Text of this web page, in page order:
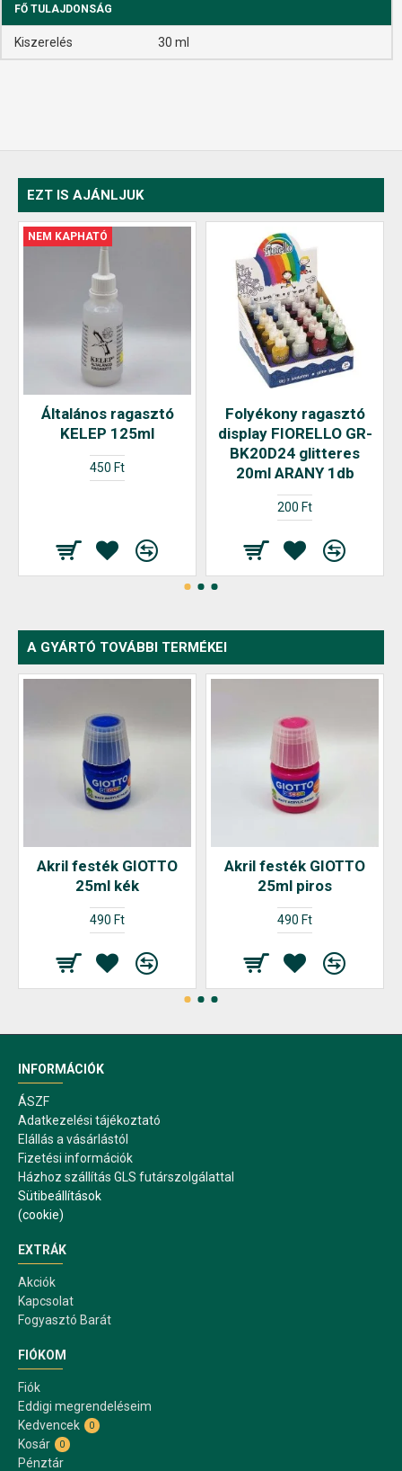
FŐ TULAJDONSÁG
Kiszerelés 30 ml
EZT IS AJÁNLJUK
NEM KAPHATÓ
Általános ragasztó
KELEP 125ml
450 Ft
Folyékony ragasztó
display FIORELLO GR-
BK20D24 glitteres
20ml ARANY 1db
200 Ft
A GYÁRTÓ TOVÁBBI TERMÉKEI
Akril festék GIOTTO
25ml kék
490 Ft
Akril festék GIOTTO
25ml piros
490 Ft
INFORMÁCIÓK
ÁSZF
Adatkezelési tájékoztató
Elállás a vásárlástól
Fizetési információk
Házhoz szállítás GLS futárszolgálattal
Sütibeállítások
(cookie)
EXTRÁK
Akciók
Kapcsolat
Fogyasztó Barát
FIÓKOM
Fiók
Eddigi megrendeléseim
Kedvencek
0
Kosár 0
Pénztár